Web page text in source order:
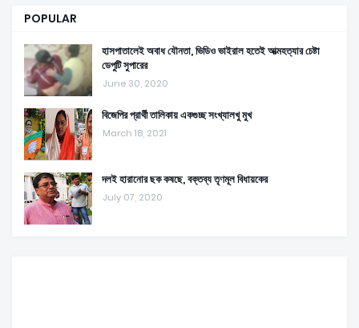
POPULAR
হাসপাতালেই অবাধ যৌনতা, ভিডিও ভাইরাল হতেই আত্মহত্যার চেষ্টা
ডেপুটি সুপারের
June 30, 2020
বিজেপির প্রার্থী তালিকায় একগুচ্ছ সংখ্যালখু মুখ
March 18, 2021
দলই হারানোর ছক কষছে, বক্তব্য তৃণমূল বিধায়কের
July 07, 2020